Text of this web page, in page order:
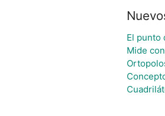
El punto
Mide